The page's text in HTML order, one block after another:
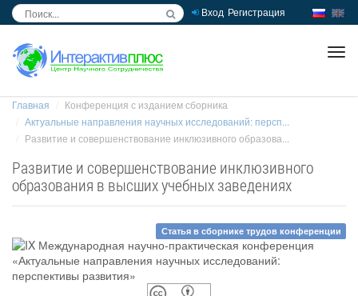
Вход Регистрация
Главная
Конференция с изданием сборника
Актуальные направления научных исследований: персп...
Развитие и совершенствование инклюзивного образова...
Развитие и совершенствование инклюзивного
образования в высших учебных заведениях
Статья в сборнике трудов конференции